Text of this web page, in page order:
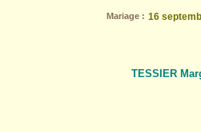
Mariage : 16
TESSIER